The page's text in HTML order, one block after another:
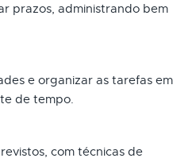
prazos, administrando bem
e organizar as tarefas em
de tempo.
com técnicas de